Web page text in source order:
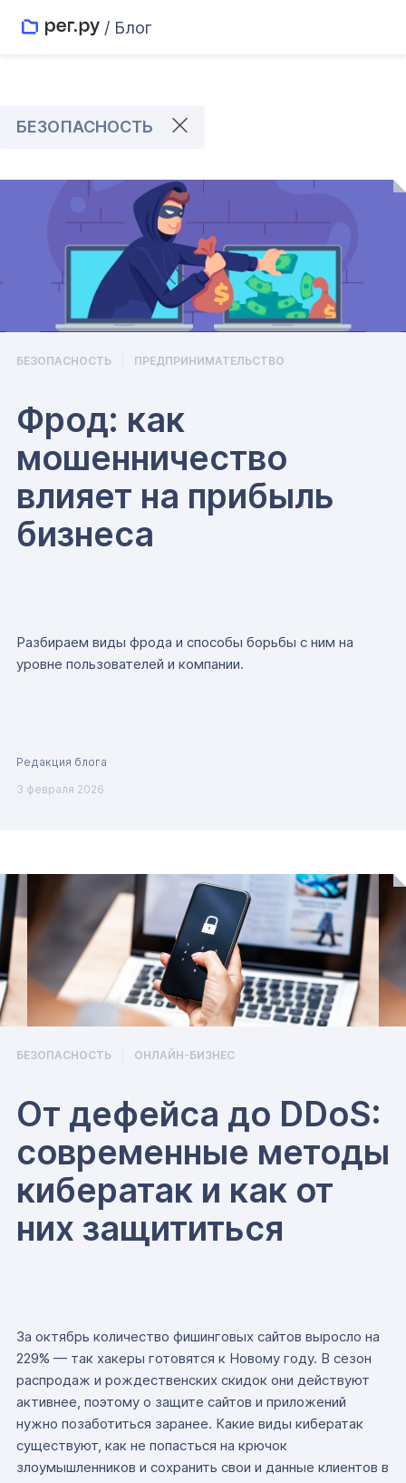
/ Блог
БЕЗОПАСНОСТЬ
БЕЗОПАСНОСТЬ ПРЕДПРИНИМАТЕЛЬСТВО
Фрод: как
мошенничество
влияет на прибыль
бизнеса
Разбираем виды фрода и способы борьбы с ним на
уровне пользователей и компании.
Редакция блога
3 февраля 2026
БЕЗОПАСНОСТЬ ОНЛАЙН-БИЗНЕС
От дефейса до DDoS:
современные методы
кибератак и как от
них защититься
За октябрь количество фишинговых сайтов выросло на
229% — так хакеры готовятся к Новому году. В сезон
распродаж и рождественских скидок они действуют
активнее, поэтому о защите сайтов и приложений
нужно позаботиться заранее. Какие виды кибератак
существуют, как не попасться на крючок
злоумышленников и сохранить свои и данные клиентов в